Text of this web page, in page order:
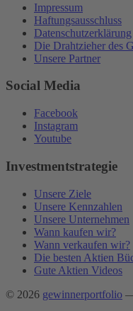
Impressum
Haftungsausschluss
Datenschutzerklärung
Die Drahtzieher des
Unsere Partner
Social Media
Facebook
Instagram
Youtube
Investmentstrategie
Unsere Ziele
Unsere Kennzahlen
Unsere Unternehmen
Wann kaufen wir?
Wann verkaufen wir?
Die besten Aktien
Gute Aktien Videos
© 2026 gewinnerportfolio —